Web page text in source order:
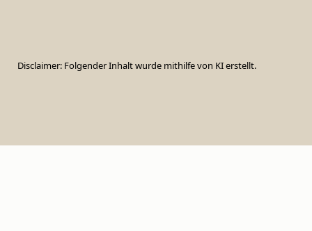
Disclaimer: Folgender Inhalt wurde mithilfe von KI erstellt.